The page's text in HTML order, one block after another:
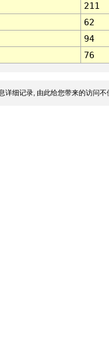
211
62
94
76
详细记录, 由此给您带来的访问不